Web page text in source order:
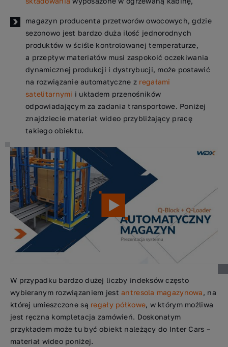
magazyn producenta przetworów owocowych, gdzie
sezonowo jest bardzo duża ilość jednorodnych
produktów w ściśle kontrolowanej temperaturze,
a przepływ materiałów musi zaspokoić oczekiwania
dynamicznej produkcji i dystrybucji, może postawić
na rozwiązanie automatyczne z regałami
satelitarnymi i układem przenośników
odpowiadającym za zadania transportowe. Poniżej
znajdziecie materiał wideo przybliżający pracę
takiego obiektu.
W przypadku bardzo dużej liczby indeksów często
wybieranym rozwiązaniem jestantresola magazynowa, na
której umieszczone są regały półkowe, w którym możliwa
jest ręczna kompletacja zamówień. Doskonałym
przykładem może tu być obiekt należący do Inter Cars –
materiał wideo poniżej.